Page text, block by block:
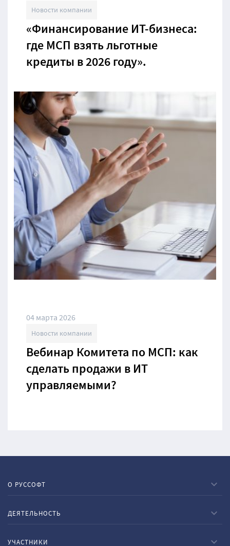
Новости компании
«Финансирование ИТ-бизнеса:
где МСП взять льготные
кредиты в 2026 году».
04 марта 2026
Новости компании
Вебинар Комитета по МСП: как
сделать продажи в ИТ
управляемыми?
О РУССОФТ
ДЕЯТЕЛЬНОСТЬ
УЧАСТНИКИ